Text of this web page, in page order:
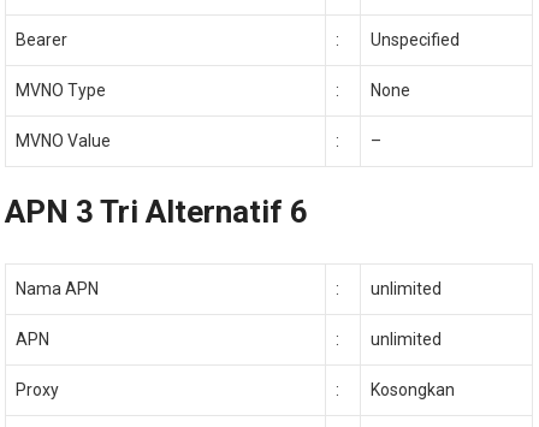
Bearer : Unspecified
MVNO Type : None
MVNO Value : –
APN 3 Tri Alternatif 6
Nama APN : unlimited
APN : unlimited
Proxy : Kosongkan